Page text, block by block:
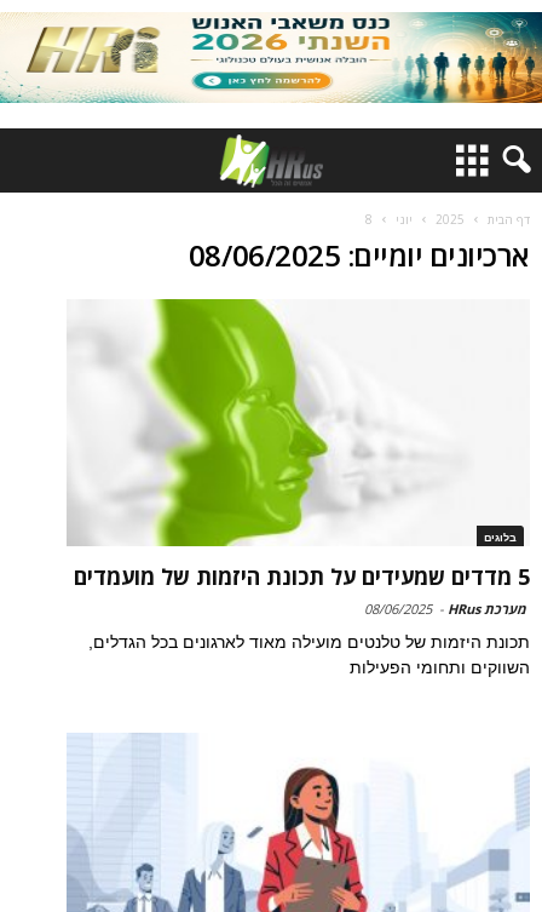
דף הבית 2025 יוני 8
ארכיונים יומיים: 08/06/2025
בלוגים
5 מדדים שמעידים על תכונת היזמות של מועמדים
מערכת HRus -
08/06/2025
תכונת היזמות של טלנטים מועילה מאוד לארגונים בכל הגדלים,
השווקים ותחומי הפעילות